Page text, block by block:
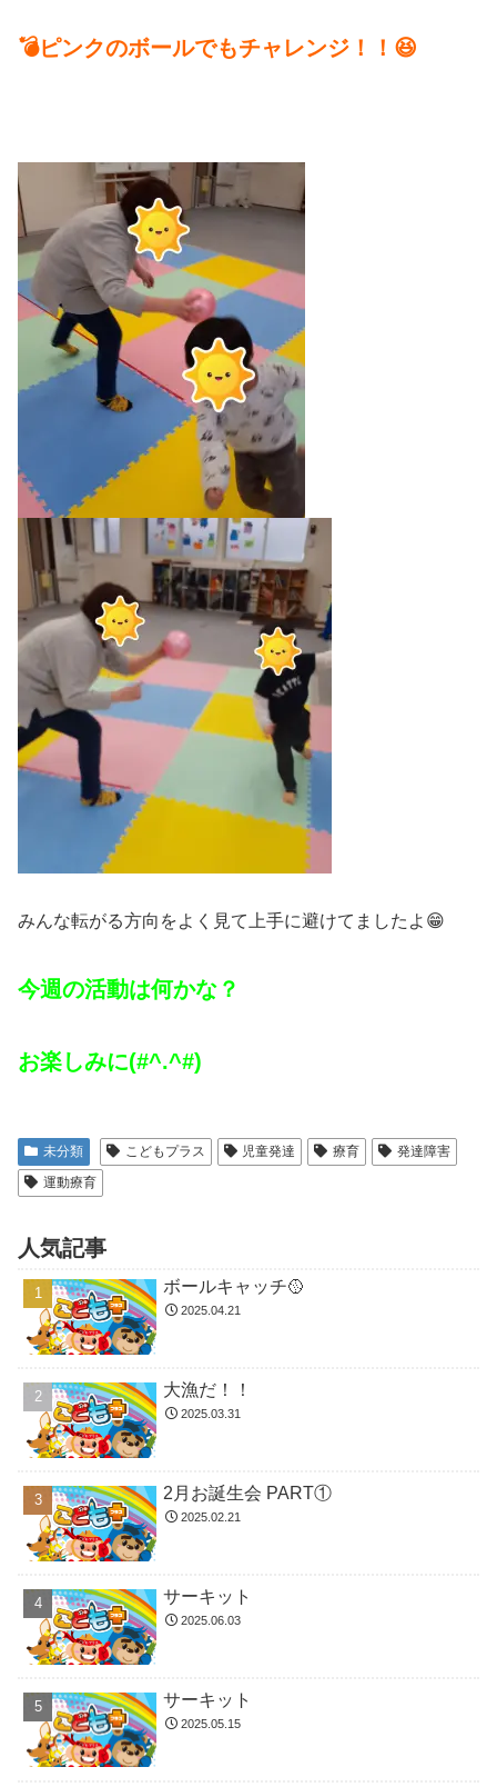
💣ピンクのボールでもチャレンジ！！😆
みんな転がる方向をよく見て上手に避けてましたよ😁
今週の活動は何かな？
お楽しみに(#^.^#)
未分類 こどもプラス 児童発達 療育
発達障害
運動療育
人気記事
ボールキャッチ🥎
2025.04.21
大漁だ！！
2025.03.31
2月お誕生会 PART①
2025.02.21
サーキット
2025.06.03
サーキット
2025.05.15